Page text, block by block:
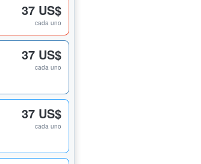
37 US$
cada uno
37 US$
cada uno
37 US$
cada uno